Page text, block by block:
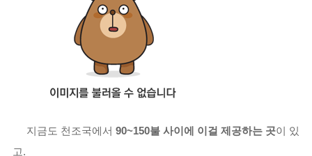
지금도 천조국에서 90~150불 사이에 이걸 제공하는 곳이 있
고.